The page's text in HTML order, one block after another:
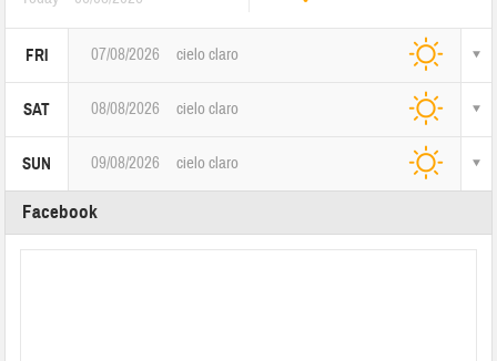
FRI 07/08/2026 cielo claro
SAT 08/08/2026 cielo claro
SUN 09/08/2026 cielo claro
Facebook